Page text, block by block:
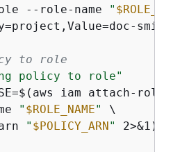
--role-name
"
to role
policy to role"
iam attach-
" $ROLE_NAME"
\
" $POLICY_ARN" 2>&1)